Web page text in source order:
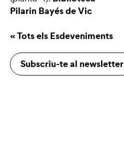
Pilarin Bayés de Vic
« Tots els Esdeveniments
Subscriu-te al newsletter